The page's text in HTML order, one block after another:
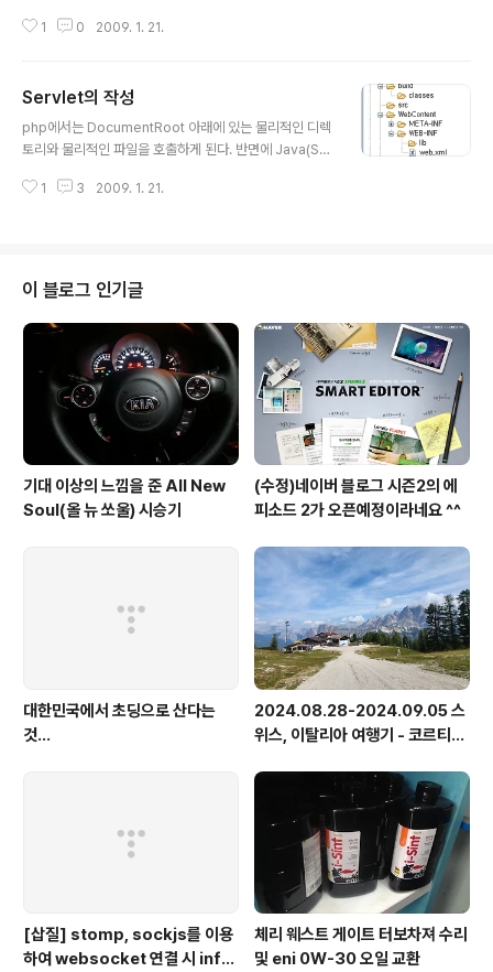
다는 가정하에 작업을 한다. 1. 디렉토리 구성 src밑에 co
b 디렉토리 밑에는 일반적인 servlet이 들어가며, mode
l 밑에는 Pojo Java가 들어간다. 기본적인 html 파일인 f
orm.html과 결과값을 처리할 jsp 파일인 result.jsp 파
ebContent/WEB-INF/web.xml에 다음과 같..
1 0 2009. 1. 21.
Servlet의 작성
php에서는 DocumentRoot 아래에 있는 물리적인 디렉
토리와 물리적인 파일을 호출하게 된다. 반면에 Java(Ser
ass를 맵핑 시켜서 호출하게 된다. 맵핑 시키는 방법은 아
같이 작성할 수 있다. Chapter1 Servlet Ch1Servlet C
hapter1 Servlet /Serv1 위와 같이 작성을 하게 되면 물
리적인 servlet 파일을 찾아가는 flow는 다음과 같다. 1.
http://localhost:8080/Serv1을..
1 3 2009. 1. 21.
이 블로그 인기글
기대 이상의 느낌을 준 All New
Soul(올 뉴 쏘울) 시승기
(수정)네이버 블로그 시즌2의 에
피소드 2가 오픈예정이라네요 ^^
대한민국에서 초딩으로 산다는
것...
2024.08.28-2024.09.05 스
위스, 이탈리아 여행기 - 코르티나
스
[삽질] stomp, sockjs를 이용
하여 websocket 연결 시 info
체리 웨스트 게이트 터보차져 수리
및 eni 0W-30 오일 교환